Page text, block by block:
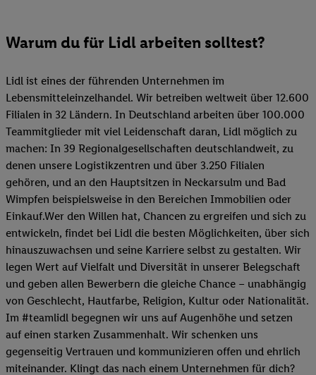
Warum du für Lidl arbeiten solltest?
Lidl ist eines der führenden Unternehmen im
Lebensmitteleinzelhandel. Wir betreiben weltweit über 12.600
Filialen in 32 Ländern. In Deutschland arbeiten über 100.000
Teammitglieder mit viel Leidenschaft daran, Lidl möglich zu
machen: In 39 Regionalgesellschaften deutschlandweit, zu
denen unsere Logistikzentren und über 3.250 Filialen
gehören, und an den Hauptsitzen in Neckarsulm und Bad
Wimpfen beispielsweise in den Bereichen Immobilien oder
Einkauf.Wer den Willen hat, Chancen zu ergreifen und sich zu
entwickeln, findet bei Lidl die besten Möglichkeiten, über sich
hinauszuwachsen und seine Karriere selbst zu gestalten. Wir
legen Wert auf Vielfalt und Diversität in unserer Belegschaft
und geben allen Bewerbern die gleiche Chance – unabhängig
von Geschlecht, Hautfarbe, Religion, Kultur oder Nationalität.
Im #teamlidl begegnen wir uns auf Augenhöhe und setzen
auf einen starken Zusammenhalt. Wir schenken uns
gegenseitig Vertrauen und kommunizieren offen und ehrlich
miteinander. Klingt das nach einem Unternehmen für dich?